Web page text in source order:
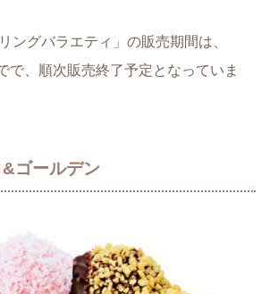
ングバラエティ」の販売期間は、
で、順次販売終了予定となっていま
ゴールデン